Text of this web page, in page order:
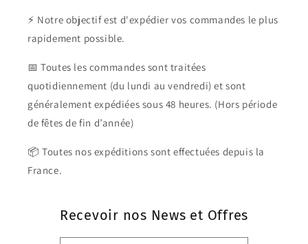
⚡ Notre objectif est d'expédier vos commandes le plus
rapidement possible.
📅 Toutes les commandes sont traitées
quotidiennement (du lundi au vendredi) et sont
généralement expédiées sous 48 heures. (Hors période
de fêtes de fin d’année)
📦 Toutes nos expéditions sont effectuées depuis la
France.
Recevoir nos News et Offres